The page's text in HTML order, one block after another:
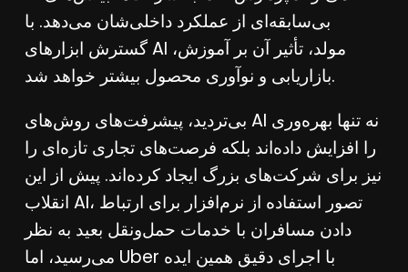
بی‌سابقه‌ای از عملکرد داخلی‌شان می‌دهد. با
گسترش ابزارهای AI مولد، تأثیر آن بر آموزش،
بازاریابی و نوآوری محصول بیشتر خواهد شد.
بی‌تردید، پیشرفت‌های روش‌های AI نه تنها بهره‌وری
را افزایش داده‌اند بلکه فرصت‌های تجاری تازه‌ای را
نیز برای شرکت‌های بزرگ ایجاد کرده‌اند. پیش از این
انقلاب AI، تصور استفاده از نرم‌افزار برای ارتباط
دادن مسافران با خدمات حمل‌ونقل بعید به نظر
می‌رسید، اما Uber با اجرای دقیق همین ایده